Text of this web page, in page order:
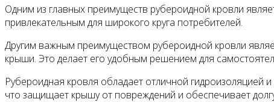
Одним из главных преимуществ рубероидной кровли
привлекательным для широкого круга потребителей.
Другим важным преимуществом рубероидной кровли
крыши. Это делает его удобным решением для
Рубероидная кровля обладает отличной
что защищает крышу от повреждений и обеспечивает